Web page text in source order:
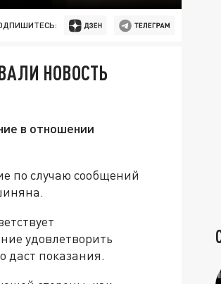
НОВОСТЬ
в отношении
по случаю сообщений
удовлетворить
даст показания.